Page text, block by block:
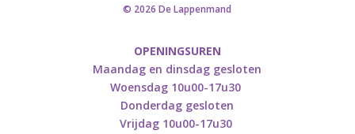
© 2026 De Lappenmand
OPENINGSUREN
Maandag en dinsdag gesloten
Woensdag 10u00-17u30
Donderdag gesloten
Vrijdag 10u00-17u30